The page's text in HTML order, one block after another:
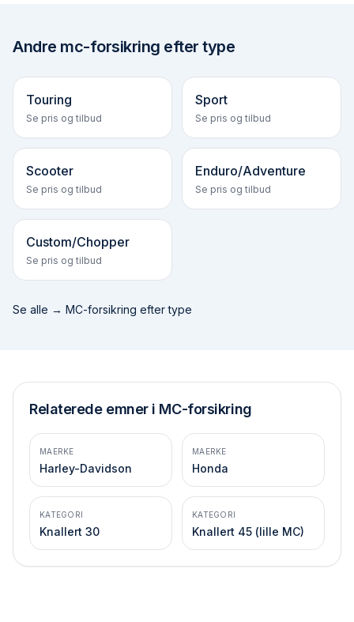
Andre mc-forsikring efter type
Touring
Se pris og tilbud
Sport
Se pris og tilbud
Scooter
Se pris og tilbud
Enduro/Adventure
Se pris og tilbud
Custom/Chopper
Se pris og tilbud
Se alle → MC-forsikring efter type
Relaterede emner i MC-forsikring
MAERKE
Harley-Davidson
MAERKE
Honda
KATEGORI
Knallert 30
KATEGORI
Knallert 45 (lille MC)